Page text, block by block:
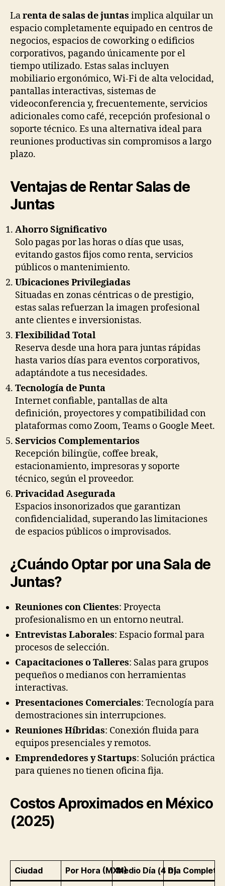
Larenta de salas de juntas implica alquilar un
espacio completamente equipado en centros de
negocios, espacios de coworking o edificios
corporativos, pagando únicamente por el
tiempo utilizado. Estas salas incluyen
mobiliario ergonómico, Wi-Fi de alta velocidad,
pantallas interactivas, sistemas de
videoconferencia y, frecuentemente, servicios
adicionales como café, recepción profesional o
soporte técnico. Es una alternativa ideal para
reuniones productivas sin compromisos a largo
plazo.
Ventajas de Rentar Salas de
Juntas
Ahorro Significativo
Solo pagas por las horas o días que usas,
evitando gastos fijos como renta, servicios
públicos o mantenimiento.
Ubicaciones Privilegiadas
Situadas en zonas céntricas o de prestigio,
estas salas refuerzan la imagen profesional
ante clientes e inversionistas.
Flexibilidad Total
Reserva desde una hora para juntas rápidas
hasta varios días para eventos corporativos,
adaptándote a tus necesidades.
Tecnología de Punta
Internet confiable, pantallas de alta
definición, proyectores y compatibilidad con
plataformas como Zoom, Teams o Google Meet.
Servicios Complementarios
Recepción bilingüe, coffee break,
estacionamiento, impresoras y soporte
técnico, según el proveedor.
Privacidad Asegurada
Espacios insonorizados que garantizan
confidencialidad, superando las limitaciones
de espacios públicos o improvisados.
¿Cuándo Optar por una Sala de
Juntas?
Reuniones con Clientes: Proyecta
profesionalismo en un entorno neutral.
Entrevistas Laborales: Espacio formal para
procesos de selección.
Capacitaciones o Talleres: Salas para grupos
pequeños o medianos con herramientas
interactivas.
Presentaciones Comerciales: Tecnología para
demostraciones sin interrupciones.
Reuniones Híbridas: Conexión fluida para
equipos presenciales y remotos.
Emprendedores y Startups: Solución práctica
para quienes no tienen oficina fija.
Costos Aproximados en México
(2025)
Ciudad Por Hora (MXN)Medio Día (4 h)Día Completo